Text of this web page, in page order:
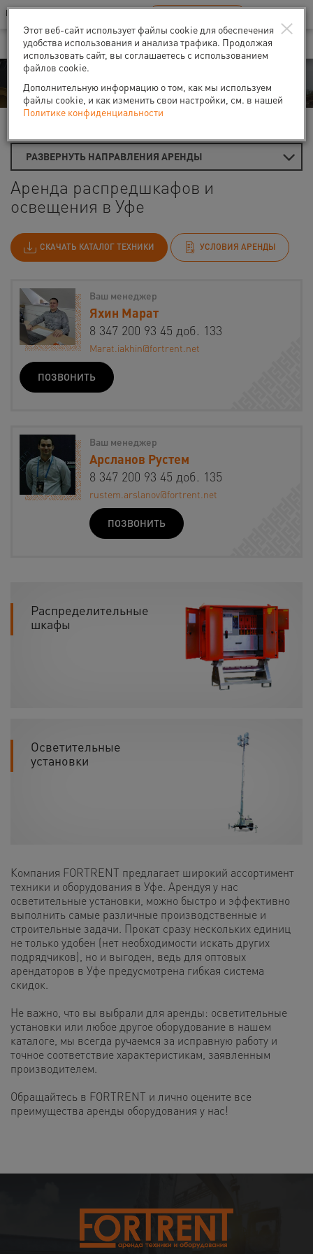
Ваш город:Уфа
В Вашем регионе нет наших офисов RU EN
Аренда
РАЗВЕРНУТЬ НАПРАВЛЕНИЯ АРЕНДЫ
Аренда распредшкафов и
освещения в Уфе
СКАЧАТЬ КАТАЛОГ ТЕХНИКИ УСЛОВИЯ АРЕНДЫ
Ваш менеджер
Яхин Марат
8 347 200 93 45 доб. 133
Marat.iakhin@fortrent.net
ПОЗВОНИТЬ
Ваш менеджер
Арсланов Рустем
8 347 200 93 45 доб. 135
rustem.arslanov@fortrent.net
ПОЗВОНИТЬ
Распределительные
шкафы
Осветительные
установки
Компания FORTRENT предлагает широкий ассортимент
техники и оборудования в Уфе. Арендуя у нас
осветительные установки, можно быстро и эффективно
выполнить самые различные производственные и
строительные задачи. Прокат сразу нескольких единиц
не только удобен (нет необходимости искать других
подрядчиков), но и выгоден, ведь для оптовых
арендаторов в Уфе предусмотрена гибкая система
скидок.
Не важно, что вы выбрали для аренды: осветительные
установки или любое другое оборудование в нашем
каталоге, мы всегда ручаемся за исправную работу и
точное соответствие характеристикам, заявленным
производителем.
Обращайтесь в FORTRENT и лично оцените все
преимущества аренды оборудования у нас!
×
Этот веб-сайт использует файлы cookie для обеспечения
удобства использования и анализа трафика. Продолжая
использовать сайт, вы соглашаетесь с использованием
файлов cookie.
Дополнительную информацию о том, как мы используем
файлы cookie, и как изменить свои настройки, см. в нашей
Политике конфиденциальности